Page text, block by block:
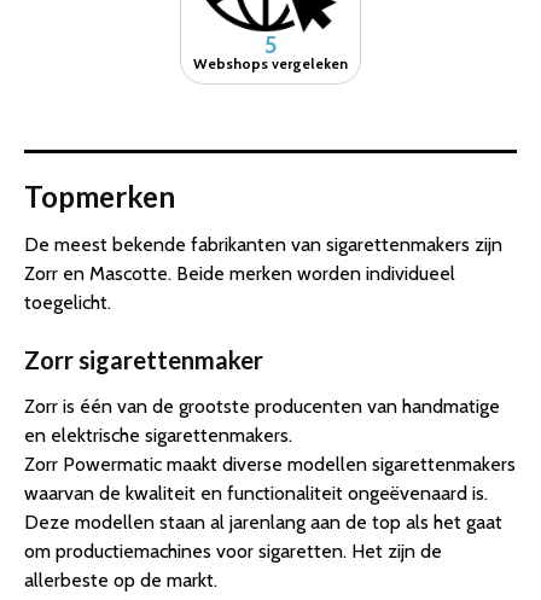
5
Webshops vergeleken
Topmerken
De meest bekende fabrikanten van sigarettenmakers zijn
Zorr en Mascotte. Beide merken worden individueel
toegelicht.
Zorr sigarettenmaker
Zorr is één van de grootste producenten van handmatige
en elektrische sigarettenmakers.
Zorr Powermatic maakt diverse modellen sigarettenmakers
waarvan de kwaliteit en functionaliteit ongeëvenaard is.
Deze modellen staan al jarenlang aan de top als het gaat
om productiemachines voor sigaretten. Het zijn de
allerbeste op de markt.